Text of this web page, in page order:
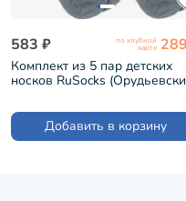
583 ₽ по клубной
карте
Комплект из 5 пар детских
носков RuSocks
Добавить в корзину